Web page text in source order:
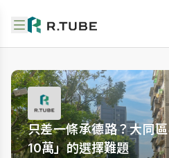
只差一條承德路？大同
10萬」的選擇難題